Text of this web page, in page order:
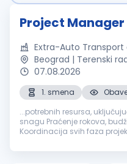
Project Manager
Extra-Auto Transport
Beograd | Terenski
07.08.2026
1. smena
...potrebnih resursa,
snagu Praćenje rokova,
Koordinacija svih faza
podizvođača...